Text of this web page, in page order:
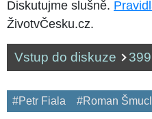
Diskutujme slušně.
ŽivotvČesku.cz.
Vstup do diskuze 399
#Petr Fiala #Roman